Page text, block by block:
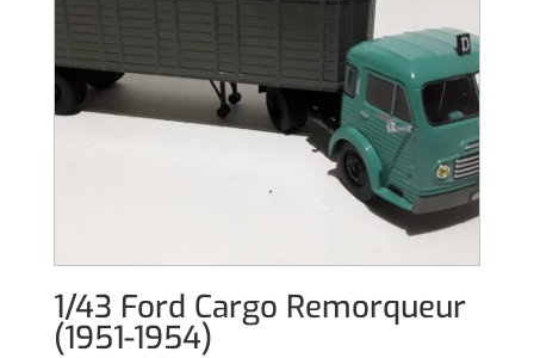
1/43 Ford Cargo Remorqueur
(1951-1954)